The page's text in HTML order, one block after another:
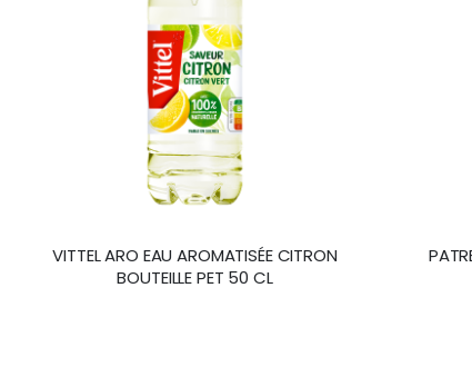
VITTEL ARO EAU AROMATISÉE CITRON
BOUTEILLE PET 50 CL